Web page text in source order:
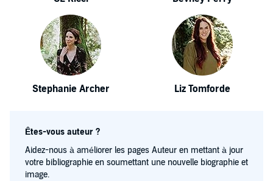
Stephanie Archer Liz Tomforde
Êtes-vous auteur ?
Aidez-nous à améliorer les pages Auteur en mettant à jour
votre bibliographie en soumettant une nouvelle biographie et
image.